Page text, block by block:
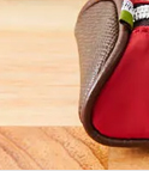
できる、